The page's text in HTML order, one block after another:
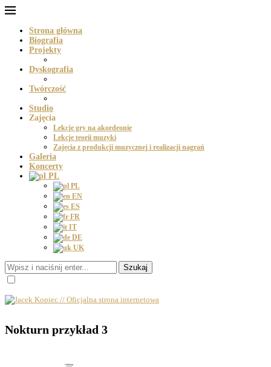
Strona główna
Biografia
Projekty
Dyskografia
Twórczość
Studio
Zajęcia
Lekcje gry na akordeonie
Lekcje teorii muzyki
Zajęcia z produkcji muzycznej i realizacji nagrań
Galeria
Koncerty
PL
PL
EN
ES
FR
IT
DE
UK
Szukaj
Nokturn przykład 3